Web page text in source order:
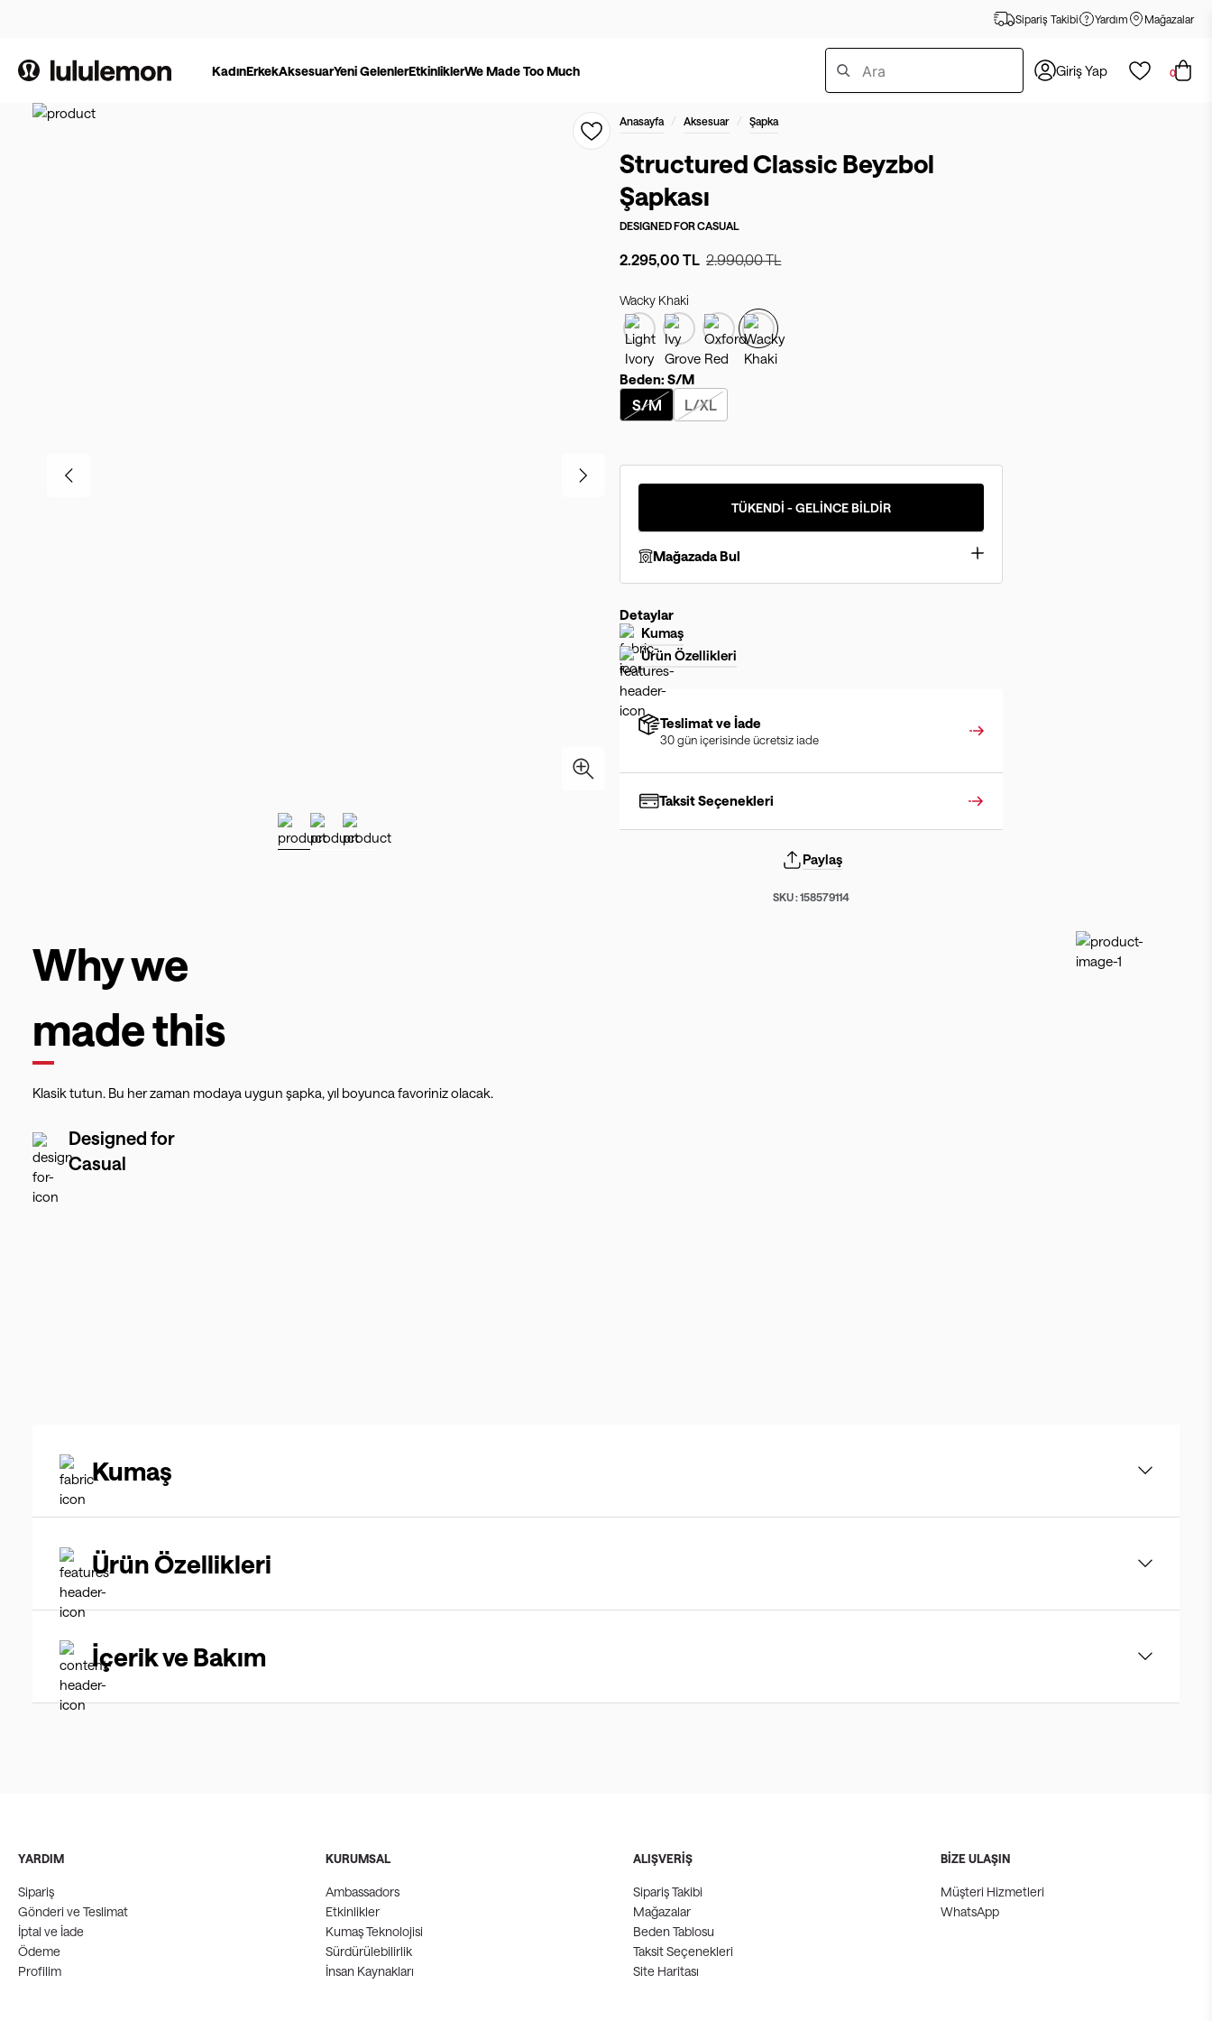
Sipariş Takibi Yardım Mağazalar
KadınErkekAksesuarYeni GelenlerEtkinliklerWe Made Too Much Giriş Yap 0
Anasayfa / Aksesuar / Şapka
Structured Classic Beyzbol
Şapkası
DESIGNED FORCASUAL
2.295,00 TL 2.990,00 TL
Wacky Khaki
Beden: S/M
S/M L/XL
TÜKENDİ - GELİNCE BİLDİR
Mağazada Bul
Detaylar
Kumaş
Ürün Özellikleri
Teslimat ve İade
30 gün içerisinde ücretsiz iade
Taksit Seçenekleri
Paylaş
SKU :158579114
Why we
made this
Klasik tutun. Bu her zaman modaya uygun şapka, yıl boyunca favoriniz olacak.
Designed for
Casual
Kumaş
Ürün Özellikleri
İçerik ve Bakım
YARDIM
Sipariş
Gönderi ve Teslimat
İptal ve İade
Ödeme
Profilim
KURUMSAL
Ambassadors
Etkinlikler
Kumaş Teknolojisi
Sürdürülebilirlik
İnsan Kaynakları
ALIŞVERİŞ
Sipariş Takibi
Mağazalar
Beden Tablosu
Taksit Seçenekleri
Site Haritası
BİZE ULAŞIN
Müşteri Hizmetleri
WhatsApp